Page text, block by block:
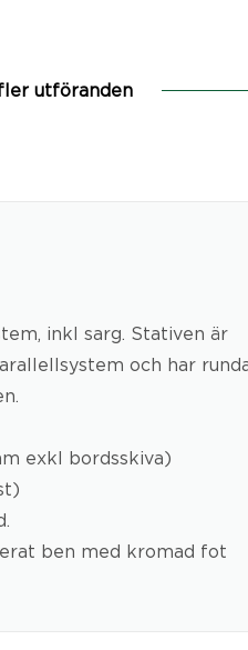
utföranden
inkl sarg. Stativen är
och har
exkl bordsskiva)
ben med kromad fot